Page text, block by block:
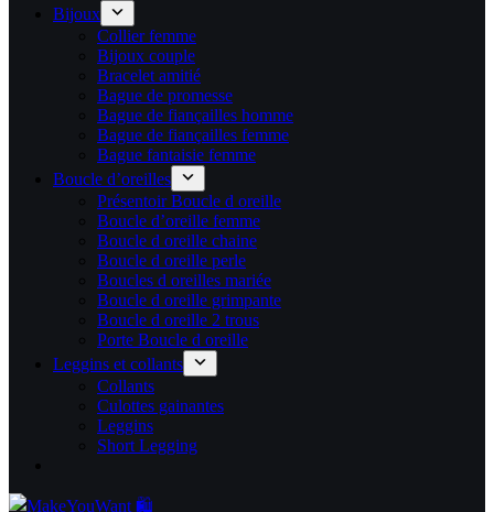
Bijoux
Collier femme
Bijoux couple
Bracelet amitié
Bague de promesse
Bague de fiançailles homme
Bague de fiançailles femme
Bague fantaisie femme
Boucle d’oreilles
Présentoir Boucle d oreille
Boucle d’oreille femme
Boucle d oreille chaine
Boucle d oreille perle
Boucles d oreilles mariée
Boucle d oreille grimpante
Boucle d oreille 2 trous
Porte Boucle d oreille
Leggins et collants
Collants
Culottes gainantes
Leggins
Short Legging